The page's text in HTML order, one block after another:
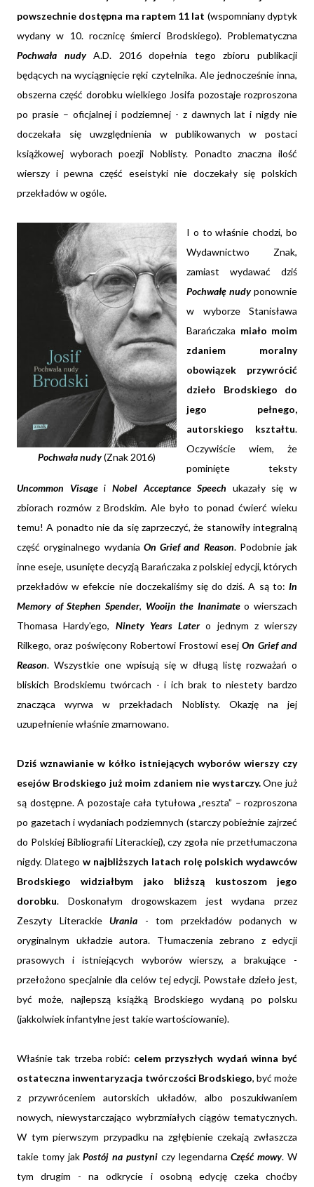
powszechnie dostępna ma raptem 11 lat (wspomniany dyptyk
wydany w 10. rocznicę śmierci Brodskiego). Problematyczna
Pochwała nudyA.D. 2016 dopełnia tego zbioru publikacji
będących na wyciągnięcie ręki czytelnika. Ale jednocześnie inna,
obszerna część dorobku wielkiego Josifa pozostaje rozproszona
po prasie – oficjalnej i podziemnej - z dawnych lat i nigdy nie
doczekała się uwzględnienia w publikowanych w postaci
książkowej wyborach poezji Noblisty. Ponadto znaczna ilość
wierszy i pewna część eseistyki nie doczekały się polskich
przekładów w ogóle.
Pochwała nudy(Znak 2016)
I o to właśnie chodzi, bo
Wydawnictwo Znak,
zamiast wydawać dziś
Pochwałę nudyponownie
w wyborze Stanisława
Barańczaka miało moim
zdaniem moralny
obowiązek przywrócić
dzieło Brodskiego do
jego pełnego,
autorskiego kształtu.
Oczywiście wiem, że
pominięte teksty
Uncommon Visagei Nobel Acceptance Speech ukazały się w
zbiorach rozmów z Brodskim. Ale było to ponad ćwierć wieku
temu! A ponadto nie da się zaprzeczyć, że stanowiły integralną
część oryginalnego wydania On Grief and Reason. Podobnie jak
inne eseje, usunięte decyzją Barańczaka z polskiej edycji, których
przekładów w efekcie nie doczekaliśmy się do dziś. A są to: In
Memory of Stephen Spender, Wooijn the Inanimateo wierszach
Thomasa Hardy'ego, Ninety Years Latero jednym z wierszy
Rilkego, oraz poświęcony Robertowi Frostowi esejOn Grief and
Reason. Wszystkie one wpisują się w długą listę rozważań o
bliskich Brodskiemu twórcach - i ich brak to niestety bardzo
znacząca wyrwa w przekładach Noblisty. Okazję na jej
uzupełnienie właśnie zmarnowano.
Dziś wznawianie w kółko istniejących wyborów wierszy czy
esejów Brodskiego już moim zdaniem nie wystarczy.One już
są dostępne. A pozostaje cała tytułowa „reszta” – rozproszona
po gazetach i wydaniach podziemnych (starczy pobieżnie zajrzeć
do Polskiej Bibliografii Literackiej), czy zgoła nie przetłumaczona
nigdy. Dlatego w najbliższych latach rolę polskich wydawców
Brodskiego widziałbym jako bliższą kustoszom jego
dorobku. Doskonałym drogowskazem jest wydana przez
Zeszyty LiterackieUrania - tom przekładów podanych w
oryginalnym układzie autora. Tłumaczenia zebrano z edycji
prasowych i istniejących wyborów wierszy, a brakujące -
przełożono specjalnie dla celów tej edycji. Powstałe dzieło jest,
być może, najlepszą książką Brodskiego wydaną po polsku
(jakkolwiek infantylne jest takie wartościowanie).
Właśnie tak trzeba robić: celem przyszłych wydań winna być
ostateczna inwentaryzacja twórczości Brodskiego, być może
z przywróceniem autorskich układów, albo poszukiwaniem
nowych, niewystarczająco wybrzmiałych ciągów tematycznych.
W tym pierwszym przypadku na zgłębienie czekają zwłaszcza
takie tomy jakPostój na pustyni czy legendarnaCzęść mowy. W
tym drugim - na odkrycie i osobną edycję czeka choćby